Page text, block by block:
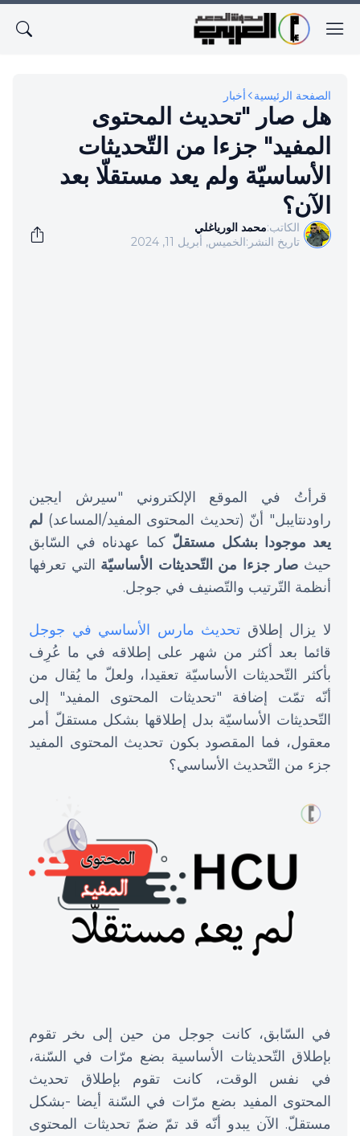
الصفحة الرئيسية أخبار
هل صار "تحديث المحتوى
المفيد" جزءا من التّحديثات
الأساسيّة ولم يعد مستقلّا بعد
الآن؟
الكاتب:محمد الورياغلي
تاريخ النشر:الخميس, أبريل 11, 2024
قرأتُ في الموقع الإلكتروني "سيرش ايجين
راودنتايبل" أنّ (تحديث المحتوى المفيد/المساعد) لم
يعد موجودا بشكل مستقلّ كما عهدناه في السّابق
حيث صار جزءا من التّحديثات الأساسيّة التي تعرفها
أنظمة التّرتيب والتّصنيف في جوجل.
لا يزال إطلاق تحديث مارس الأساسي في جوجل
قائما بعد أكثر من شهر على إطلاقه في ما عُرِف
بأكثر التّحديثات الأساسيّة تعقيدا، ولعلّ ما يُقال من
أنّه تمّت إضافة "تحديثات المحتوى المفيد" إلى
التّحديثات الأساسيّة بدل إطلاقها بشكل مستقلّ أمر
معقول، فما المقصود بكون تحديث المحتوى المفيد
جزء من التّحديث الأساسي؟
في السّابق، كانت جوجل من حين إلى ىخر تقوم
بإطلاق التّحديثات الأساسية بضع مرّات في السّنة،
في نفس الوقت، كانت تقوم بإطلاق تحديث
المحتوى المفيد بضع مرّات في السّنة أيضا -بشكل
مستقلّ. الآن يبدو أنّه قد تمّ ضمّ تحديثات المحتوى